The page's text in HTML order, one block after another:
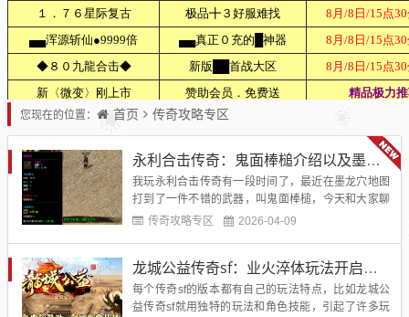
您现在的位置： 首页 传奇攻略专区
永利合击传奇：鬼面棒槌介绍以及墨龙穴刷图心得
我玩永利合击传奇有一段时间了，最近在墨龙穴地图
打到了一件不错的武器，叫鬼面棒槌，今天和大家聊
聊这把武器的使用感受。这把武器整体用下来感觉还
对战士玩家来说非常友好，打怪的时候伤害稳定多
了，不像之前用的其他武器那样...
传奇攻略专区 2026-04-09
龙城公益传奇sf：业火淬体玩法开启条件与零成本养成攻略
每个传奇sf的版本​都有自己的玩法特点，比如龙城公
益传奇sf就用独特的玩法和角色技能，引起了许多玩